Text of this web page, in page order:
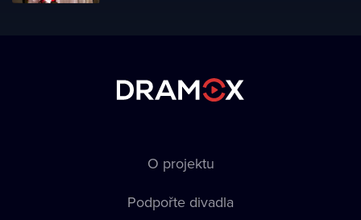
O projektu
Podpořte divadla